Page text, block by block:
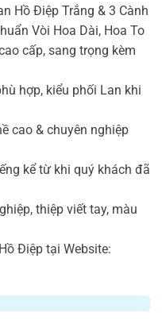
Hồ Điệp Trắng & 3 Cành
Vòi Hoa Dài, Hoa To
cấp, sang trọng kèm
hợp, kiểu phối Lan khi
cao & chuyên nghiệp
kể từ khi quý khách đã
thiệp viết tay, màu
Điệp tại Website: